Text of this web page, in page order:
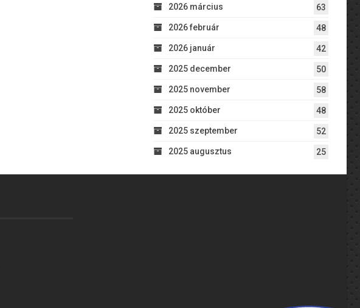
2026 március 63
2026 február 48
2026 január 42
2025 december 50
2025 november 58
2025 október 48
2025 szeptember 52
2025 augusztus 25